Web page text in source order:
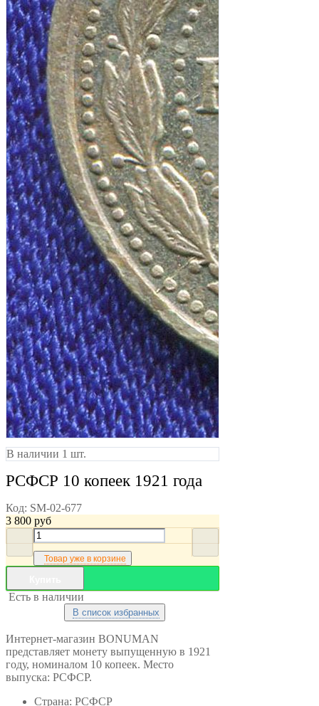
В наличии 1 шт.
РСФСР 10 копеек 1921 года
Код: SM-02-677
3 800 руб
Товар уже в корзине
Есть в наличии
В список избранных
Интернет-магазин BONUMAN
представляет монету выпущенную в 1921
году, номиналом 10 копеек. Место
выпуска: РСФСР.
Страна: РСФСР